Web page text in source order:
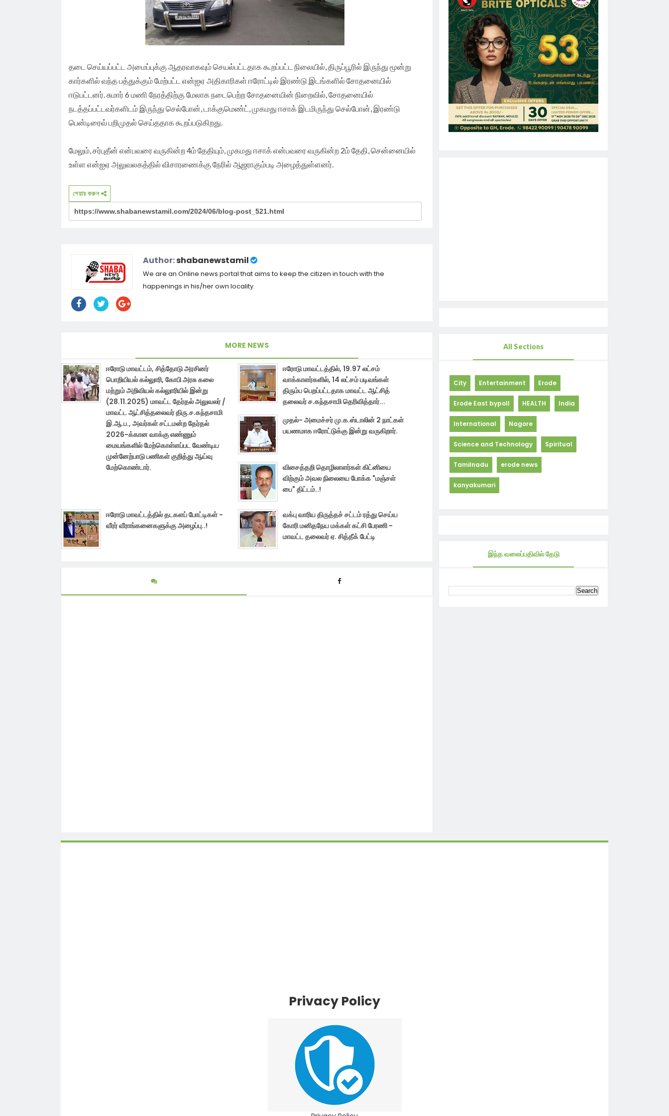
தடை செய்யப்பட்ட அமைப்புக்கு ஆதரவாகவும் செயல்பட்டதாக கூறப்பட்ட நிலையில், திருப்பூரில் இருந்து மூன்று
கார்களில் வந்த பத்துக்கும் மேற்பட்ட என்ஐஏ அதிகாரிகள் ஈரோட்டில் இரண்டு இடங்களில் சோதனையில்
ஈடுபட்டனர். சுமார் 6 மணி நேரத்திற்கு மேலாக நடைபெற்ற சோதனையின் நிறைவில், சோதனையில்
நடத்தப்பட்டவர்களிடம் இருந்து செல்போன், டாக்குமெண்ட், முகமது ஈசாக் இடமிருந்து செல்போன், இரண்டு
பென்டிரைவ் பறிமுதல் செய்ததாக கூறப்படுகிறது.
மேலும், சர்புதீன் என்பவரை வருகின்ற 4ம் தேதியும், முகமது ஈசாக் என்பவரை வருகின்ற 2ம் தேதி, சென்னையில்
உள்ள என்ஐஏ அலுவலகத்தில் விசாரணைக்கு நேரில் ஆஜராகும்படி அழைத்துள்ளனர்.
শেয়ার করুন
Author:shabanewstamil
We are an Online news portal that aims to keep the citizen in touch with the
happenings in his/her own locality.
MORE NEWS
ஈரோடு மாவட்டம், சித்தோடு அரசினர்
பொறியியல் கல்லுாரி, கோபி அரசு கலை
மற்றும் அறிவியல் கல்லுாரியில் இன்று
(28.11.2025) மாவட்ட தேர்தல் அலுவலர் /
மாவட்ட ஆட்சித்தலைவர் திரு.ச.கந்தசாமி
இ.ஆ.ப., அவர்கள் சட்டமன்ற தேர்தல்
2026-க்கான வாக்கு எண்ணும்
மையங்களில் மேற்கொள்ளப்பட வேண்டிய
முன்னேற்பாடு பணிகள் குறித்து ஆய்வு
மேற்கொண்டார்.
ஈரோடு மாவட்டத்தில், 19.97 லட்சம்
வாக்காளர்களில், 14 லட்சம் படிவங்கள்
திரும்ப பெறப்பட்டதாக மாவட்ட ஆட்சித்
தலைவர் ச.கந்தசாமி தெரிவித்தார்...
முதல்- அமைச்சர் மு.க.ஸ்டாலின் 2 நாட்கள்
பயணமாக ஈரோட்டுக்கு இன்று வருகிறார்.
விசைத்தறி தொழிலாளர்கள் கிட்னியை
விற்கும் அவல நிலையை போக்க "மஞ்சள்
பை" திட்டம்..!
ஈரோடு மாவட்டத்தில் தடகளப் போட்டிகள் -
வீரர் வீராங்கனைகளுக்கு அழைப்பு..!
வக்பு வாரிய திருத்தச் சட்டம் ரத்து செய்ய
கோரி மனிதநேய மக்கள் கட்சி பேரணி -
மாவட்ட தலைவர் ஏ. சித்தீக் பேட்டி
All Sections
City Entertainment Erode
Erode East bypoll HEALTH India
International Nagore
Science and Technology Spiritual
Tamilnadu erode news
kanyakumari
இந்த வலைப்பதிவில் தேடு
Privacy Policy